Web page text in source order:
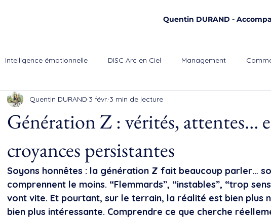
Quentin DURAND -
Intelligence émotionnelle DISC Arc en Ciel Management
Génération Z : vérités, attentes…
croyances persistantes
Quentin DURAND 3 févr. 3 min de lecture
Soyons honnêtes : la génération Z fait beaucoup parler…
comprennent le moins. “Flemmards”, “instables”, “trop
vont vite. Et pourtant, sur le terrain, la réalité est bien plus
bien plus intéressante. Comprendre ce que cherche